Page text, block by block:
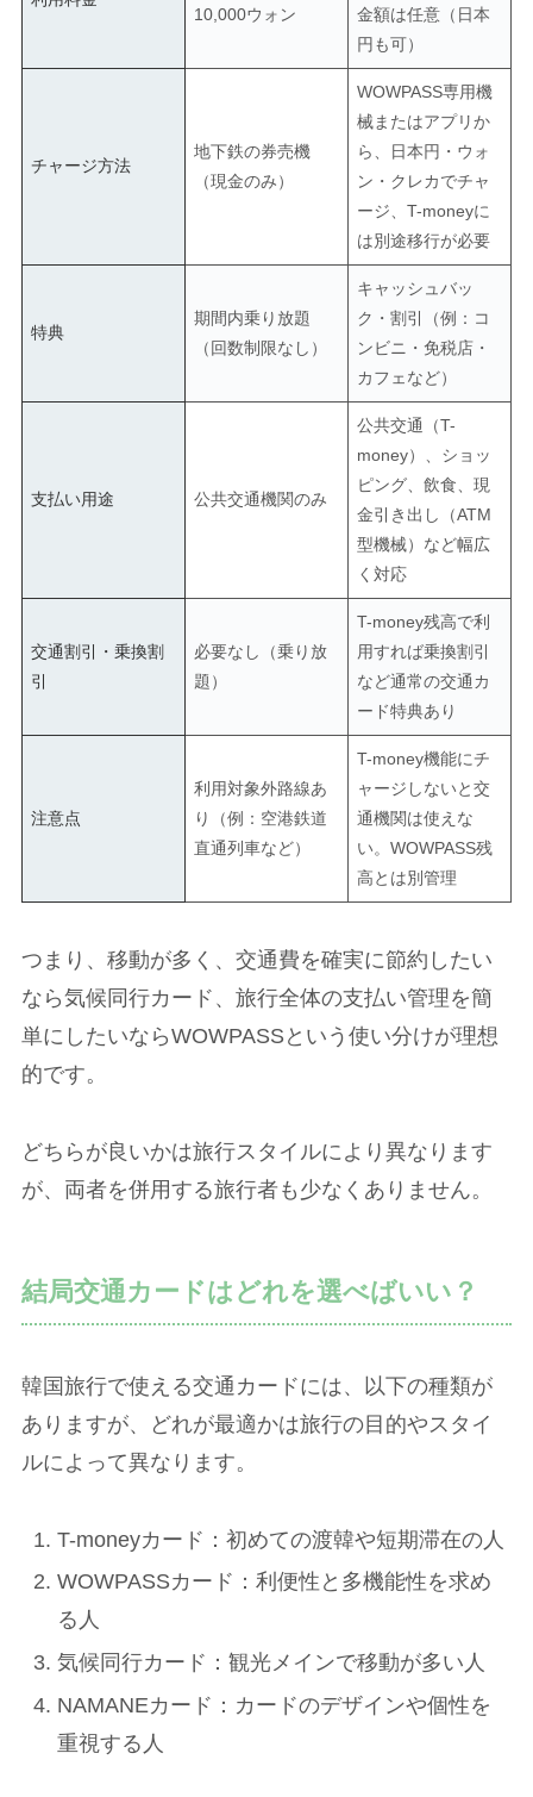
10,000ウォン
金額は任意（日本
円も可）
チャージ方法
地下鉄の券売機
（現金のみ）
WOWPASS専用機
械またはアプリか
ら、日本円・ウォ
ン・クレカでチャ
ージ、T-moneyに
は別途移行が必要
特典
期間内乗り放題
（回数制限なし）
キャッシュバッ
ク・割引（例：コ
ンビニ・免税店・
カフェなど）
支払い用途 公共交通機関のみ
公共交通（T-
money）、ショッ
ピング、飲食、現
金引き出し（ATM
型機械）など幅広
く対応
交通割引・乗換割
引
必要なし（乗り放
題）
T-money残高で利
用すれば乗換割引
など通常の交通カ
ード特典あり
注意点
利用対象外路線あ
り（例：空港鉄道
直通列車など）
T-money機能にチ
ャージしないと交
通機関は使えな
い。WOWPASS残
高とは別管理
つまり、移動が多く、交通費を確実に節約したい
なら気候同行カード、旅行全体の支払い管理を簡
単にしたいならWOWPASSという使い分けが理想
的です。
どちらが良いかは旅行スタイルにより異なります
が、両者を併用する旅行者も少なくありません。
結局交通カードはどれを選べばいい？
韓国旅行で使える交通カードには、以下の種類が
ありますが、どれが最適かは旅行の目的やスタイ
ルによって異なります。
T-moneyカード：初めての渡韓や短期滞在の人
WOWPASSカード：利便性と多機能性を求め
る人
気候同行カード：観光メインで移動が多い人
NAMANEカード：カードのデザインや個性を
重視する人